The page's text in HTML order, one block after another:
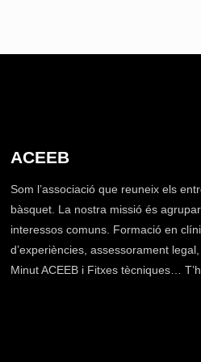
ACEEB
Som l’associació que reuneix els
bàsquet. La nostra missió és
interessos comuns. Formació en
d’experiències, assessorament
Minut ACEEB i Fitxes tècniques…